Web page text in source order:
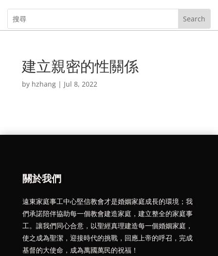
建立親密的性關係
by hzhang| Jul 8, 2022
關於我們
遠東家庭事工中心堅信教會才是婚姻家庭成長的環境；我
們承諾陪伴協助每一個教會建造家庭，建立整全的家庭事
工。讓我們同心合意，以聖經真理建造每一個婚姻家庭，
使之成為聖潔，迎接時代的挑戰，回應上帝的呼召，完成
基督的大使命，成為萬國萬民的祝福！